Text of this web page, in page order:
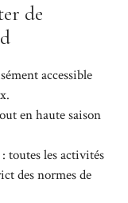
de
accessible
en haute saison
: toutes les activités
des normes de